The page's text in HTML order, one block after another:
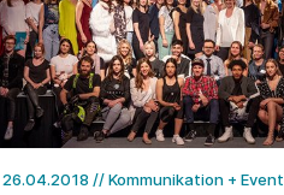
26.04.2018 // Kommunikation + Event